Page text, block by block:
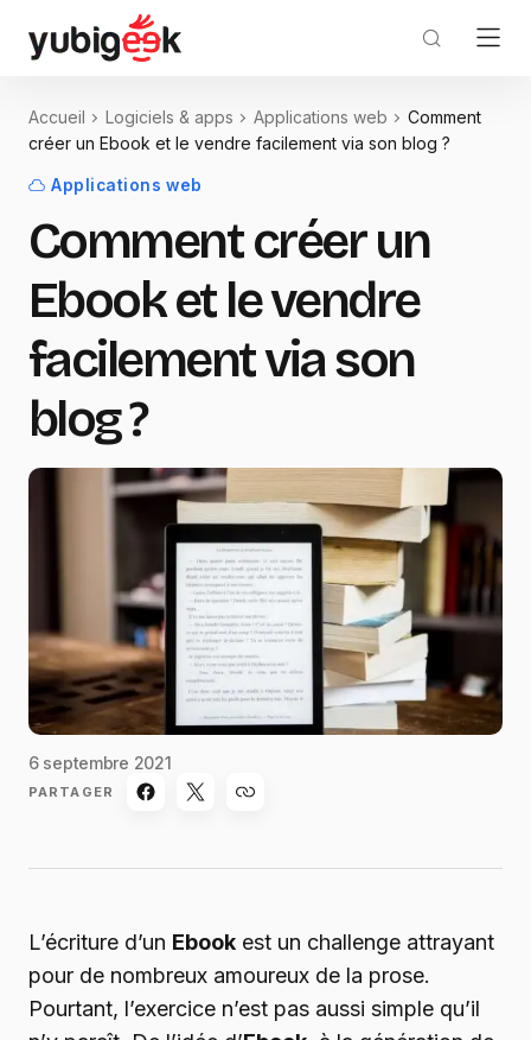
Accueil Logiciels & apps Applications web
Comment
créer un Ebook et le vendre facilement via son blog ?
Applications web
Comment créer un
Ebook et le vendre
facilement via son
blog ?
6 septembre 2021
PARTAGER
L’écriture d’un Ebook est un challenge attrayant
pour de nombreux amoureux de la prose.
Pourtant, l’exercice n’est pas aussi simple qu’il